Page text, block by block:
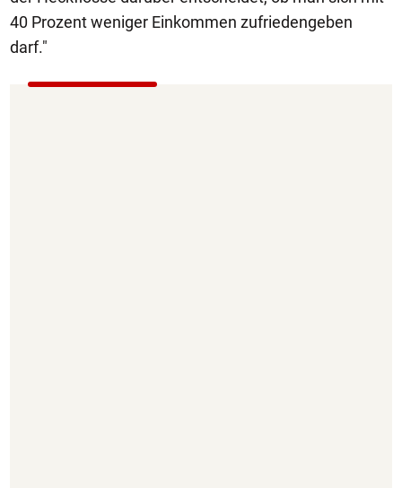
40 Prozent weniger Einkommen zufriedengeben
darf."